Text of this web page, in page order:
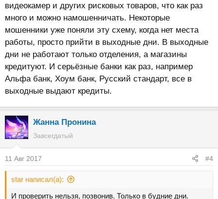
видеокамер и других рисковых товаров, что как раз
много и можно намошенничать. Некоторые
мошенники уже поняли эту схему, когда нет места
работы, просто прийти в выходные дни. В выходные
дни не работают только отделения, а магазины
кредитуют. И серьёзные банки как раз, например
Альфа банк, Хоум банк, Русский стандарт, все в
выходные выдают кредиты.
Жанна Пронина
Завсегдатый
11 Авг 2017 #4
star написал(а):
И проверить нельзя, позвонив. Только в будние дни.